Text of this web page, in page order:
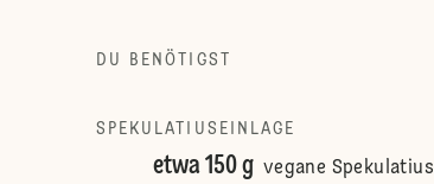
DU BENÖTIGST
SPEKULATIUSEINLAGE
etwa 150 g vegane Spekulatius